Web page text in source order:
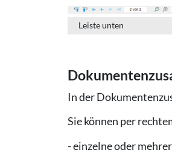
Leiste unten
In der
Sie können per
- einzelne oder